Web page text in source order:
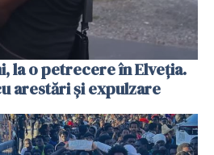
la o petrecere în Elveția.
arestări și expulzare